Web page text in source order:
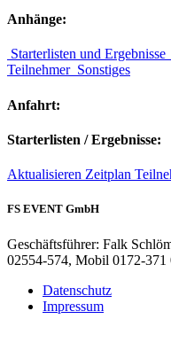
Anhänge:
Starterlisten und Ergebnisse
Teilnehmer Sonstiges
Anfahrt:
Starterlisten / Ergebnisse:
Aktualisieren Zeitplan
FS EVENT GmbH
Geschäftsführer: Falk
02554-574, Mobil 0172-
Datenschutz
Impressum